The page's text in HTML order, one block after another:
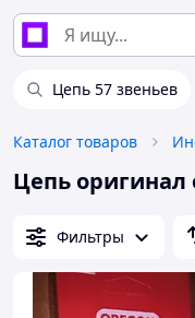
Цепь 57 звеньев
Каталог товаров
Цепь оригинал
Фильтры